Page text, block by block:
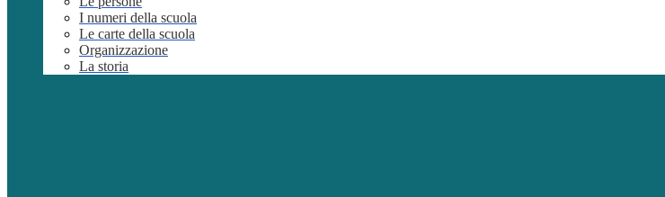
I numeri della scuola
Le carte della scuola
Organizzazione
La storia